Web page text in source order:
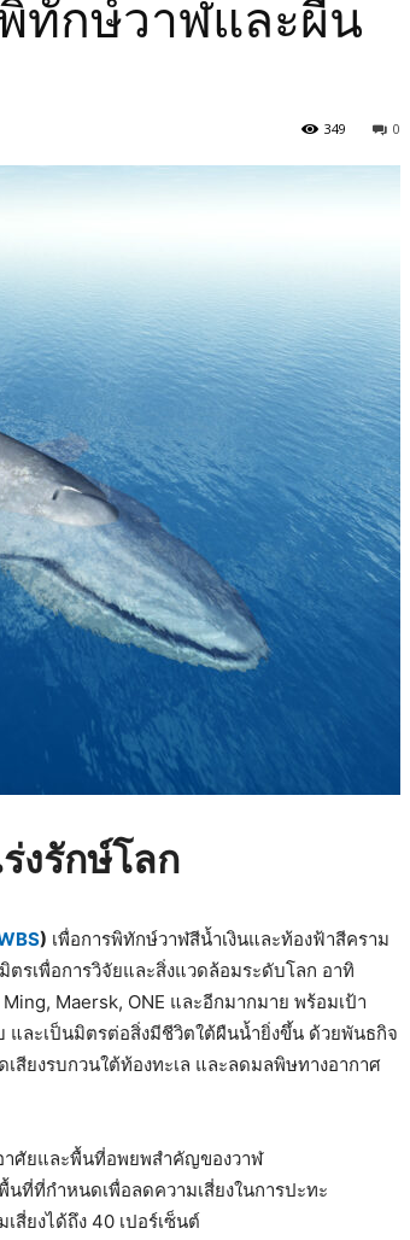
พิทักษ์วาฬและผืน
0
349
งรักษ์โลก
) เพื่อการพิทักษ์วาฬสีน้ำเงินและท้องฟ้าสีคราม
รเพื่อการวิจัยและสิ่งแวดล้อมระดับโลก อาทิ
Maersk, ONE และอีกมากมาย พร้อมเป้า
และเป็นมิตรต่อสิ่งมีชีวิตใต้ผืนน้ำยิ่งขึ้น ด้วยพันธกิจ
สียงรบกวนใต้ท้องทะเล และลดมลพิษทางอากาศ
าศัยและพื้นที่อพยพสำคัญของวาฬ
นที่ที่กำหนดเพื่อลดความเสี่ยงในการปะทะ
สี่ยงได้ถึง 40 เปอร์เซ็นต์